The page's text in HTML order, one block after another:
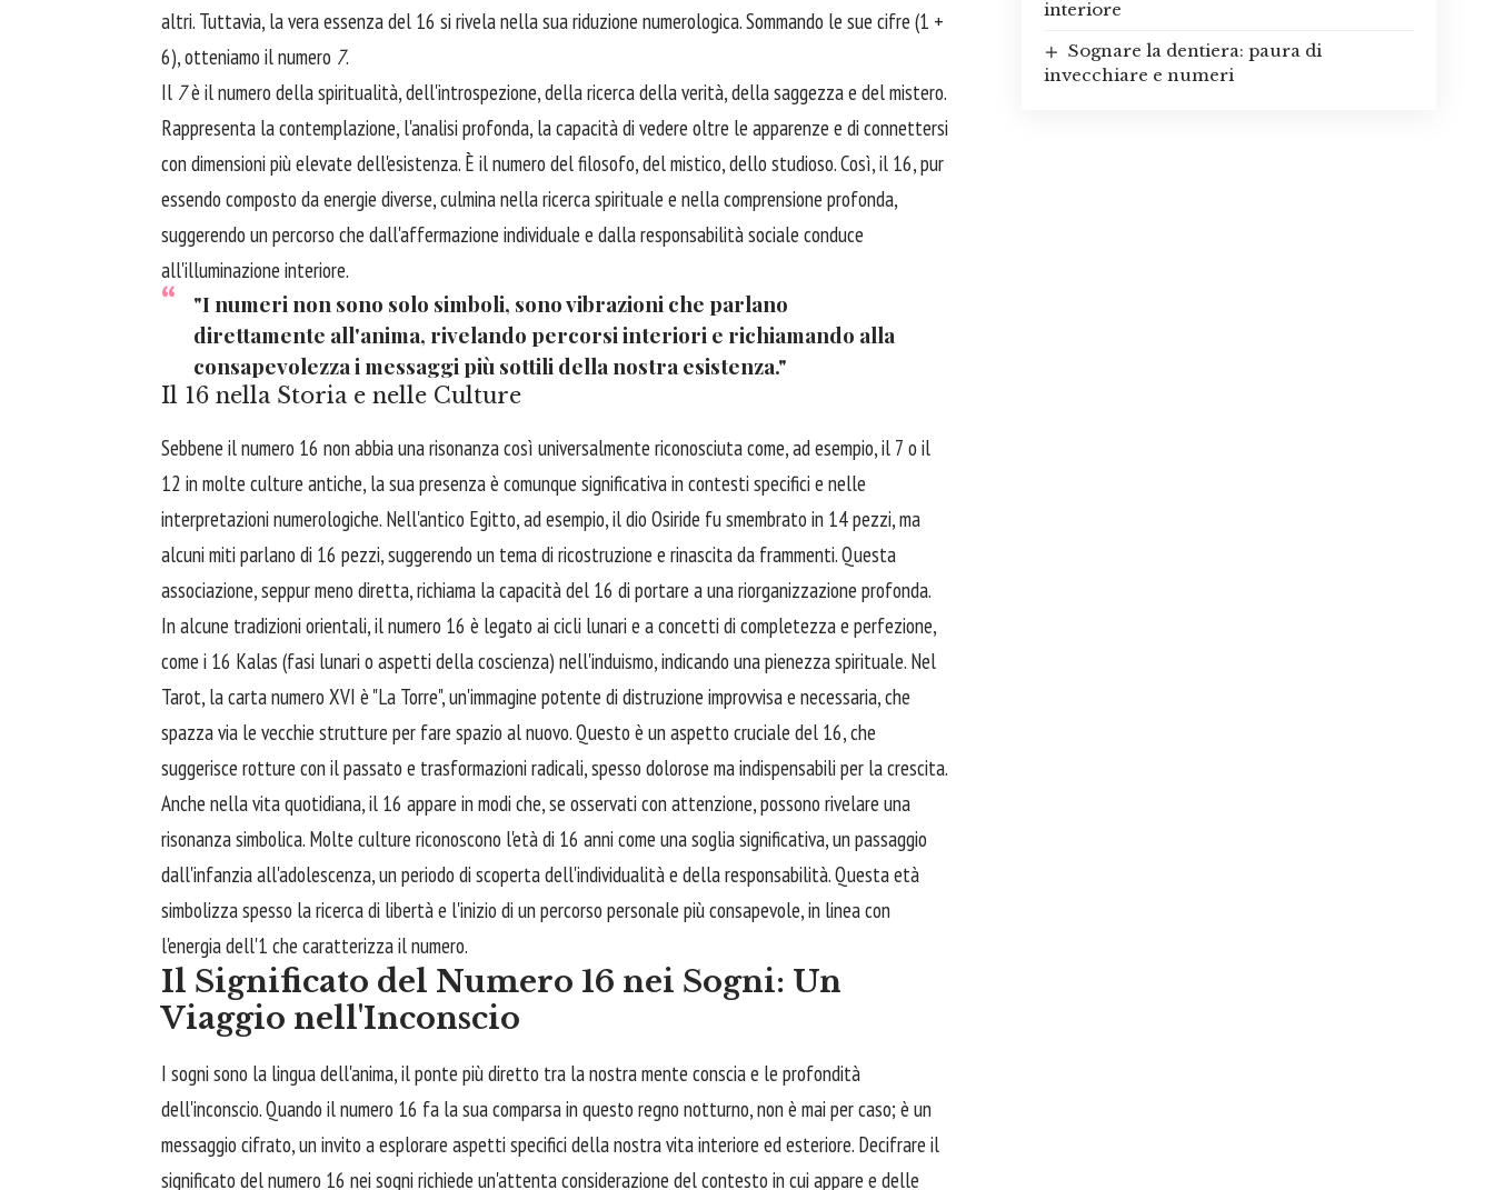
altri. Tuttavia, la vera essenza del 16 si rivela nella sua riduzione numerologica. Sommando le sue cifre (1 +
6), otteniamo il numero 7.
Il 7è il numero della spiritualità, dell'introspezione, della ricerca della verità, della saggezza e del mistero.
Rappresenta la contemplazione, l'analisi profonda, la capacità di vedere oltre le apparenze e di connettersi
con dimensioni più elevate dell'esistenza. È il numero del filosofo, del mistico, dello studioso. Così, il 16, pur
essendo composto da energie diverse, culmina nella ricerca spirituale e nella comprensione profonda,
suggerendo un percorso che dall'affermazione individuale e dalla responsabilità sociale conduce
all'illuminazione interiore.
"I numeri non sono solo simboli, sono vibrazioni che parlano
direttamente all'anima, rivelando percorsi interiori e richiamando alla
consapevolezza i messaggi più sottili della nostra esistenza."
Il 16 nella Storia e nelle Culture
Sebbene il numero 16 non abbia una risonanza così universalmente riconosciuta come, ad esempio, il 7 o il
12 in molte culture antiche, la sua presenza è comunque significativa in contesti specifici e nelle
interpretazioni numerologiche. Nell'antico Egitto, ad esempio, il dio Osiride fu smembrato in 14 pezzi, ma
alcuni miti parlano di 16 pezzi, suggerendo un tema di ricostruzione e rinascita da frammenti. Questa
associazione, seppur meno diretta, richiama la capacità del 16 di portare a una riorganizzazione profonda.
In alcune tradizioni orientali, il numero 16 è legato ai cicli lunari e a concetti di completezza e perfezione,
come i 16 Kalas (fasi lunari o aspetti della coscienza) nell'induismo, indicando una pienezza spirituale. Nel
Tarot, la carta numero XVI è "La Torre", un'immagine potente di distruzione improvvisa e necessaria, che
spazza via le vecchie strutture per fare spazio al nuovo. Questo è un aspetto cruciale del 16, che
suggerisce rotture con il passato e trasformazioni radicali, spesso dolorose ma indispensabili per la crescita.
Anche nella vita quotidiana, il 16 appare in modi che, se osservati con attenzione, possono rivelare una
risonanza simbolica. Molte culture riconoscono l'età di 16 anni come una soglia significativa, un passaggio
dall'infanzia all'adolescenza, un periodo di scoperta dell'individualità e della responsabilità. Questa età
simbolizza spesso la ricerca di libertà e l'inizio di un percorso personale più consapevole, in linea con
l'energia dell'1 che caratterizza il numero.
Il Significato del Numero 16 nei Sogni: Un
Viaggio nell'Inconscio
I sogni sono la lingua dell'anima, il ponte più diretto tra la nostra mente conscia e le profondità
dell'inconscio. Quando il numero 16 fa la sua comparsa in questo regno notturno, non è mai per caso; è un
messaggio cifrato, un invito a esplorare aspetti specifici della nostra vita interiore ed esteriore. Decifrare il
significato del numero 16 nei sogni richiede un'attenta considerazione del contesto in cui appare e delle
interiore
Sognare la dentiera: paura di
invecchiare e numeri